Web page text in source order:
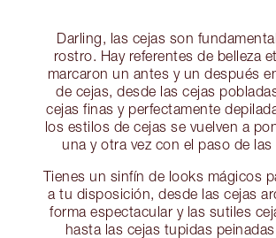
Darling, las cejas son
rostro. Hay referentes de belleza
marcaron un antes y un después
de cejas, desde las cejas
cejas finas y perfectamente
los estilos de cejas se vuelven a
una y otra vez con el paso de las
Tienes un sinfín de looks mágicos
a tu disposición, desde las cejas
forma espectacular y las sutiles
hasta las cejas tupidas